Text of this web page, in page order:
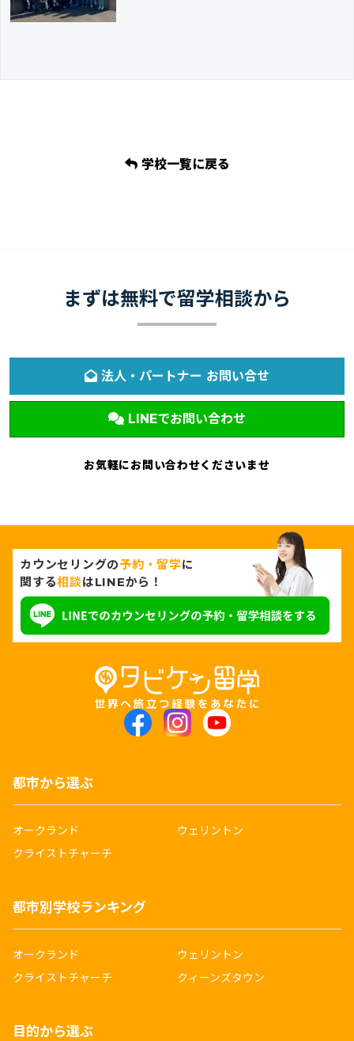
学校一覧に戻る
まずは無料で留学相談から
法人・パートナー お問い合せ
LINEでお問い合わせ
お気軽にお問い合わせくださいませ
カウンセリングの予約・留学に
関する相談はLINEから！
都市から選ぶ
オークランド
ウェリントン
クライストチャーチ
都市別学校ランキング
オークランド
ウェリントン
クライストチャーチ
クィーンズタウン
目的から選ぶ